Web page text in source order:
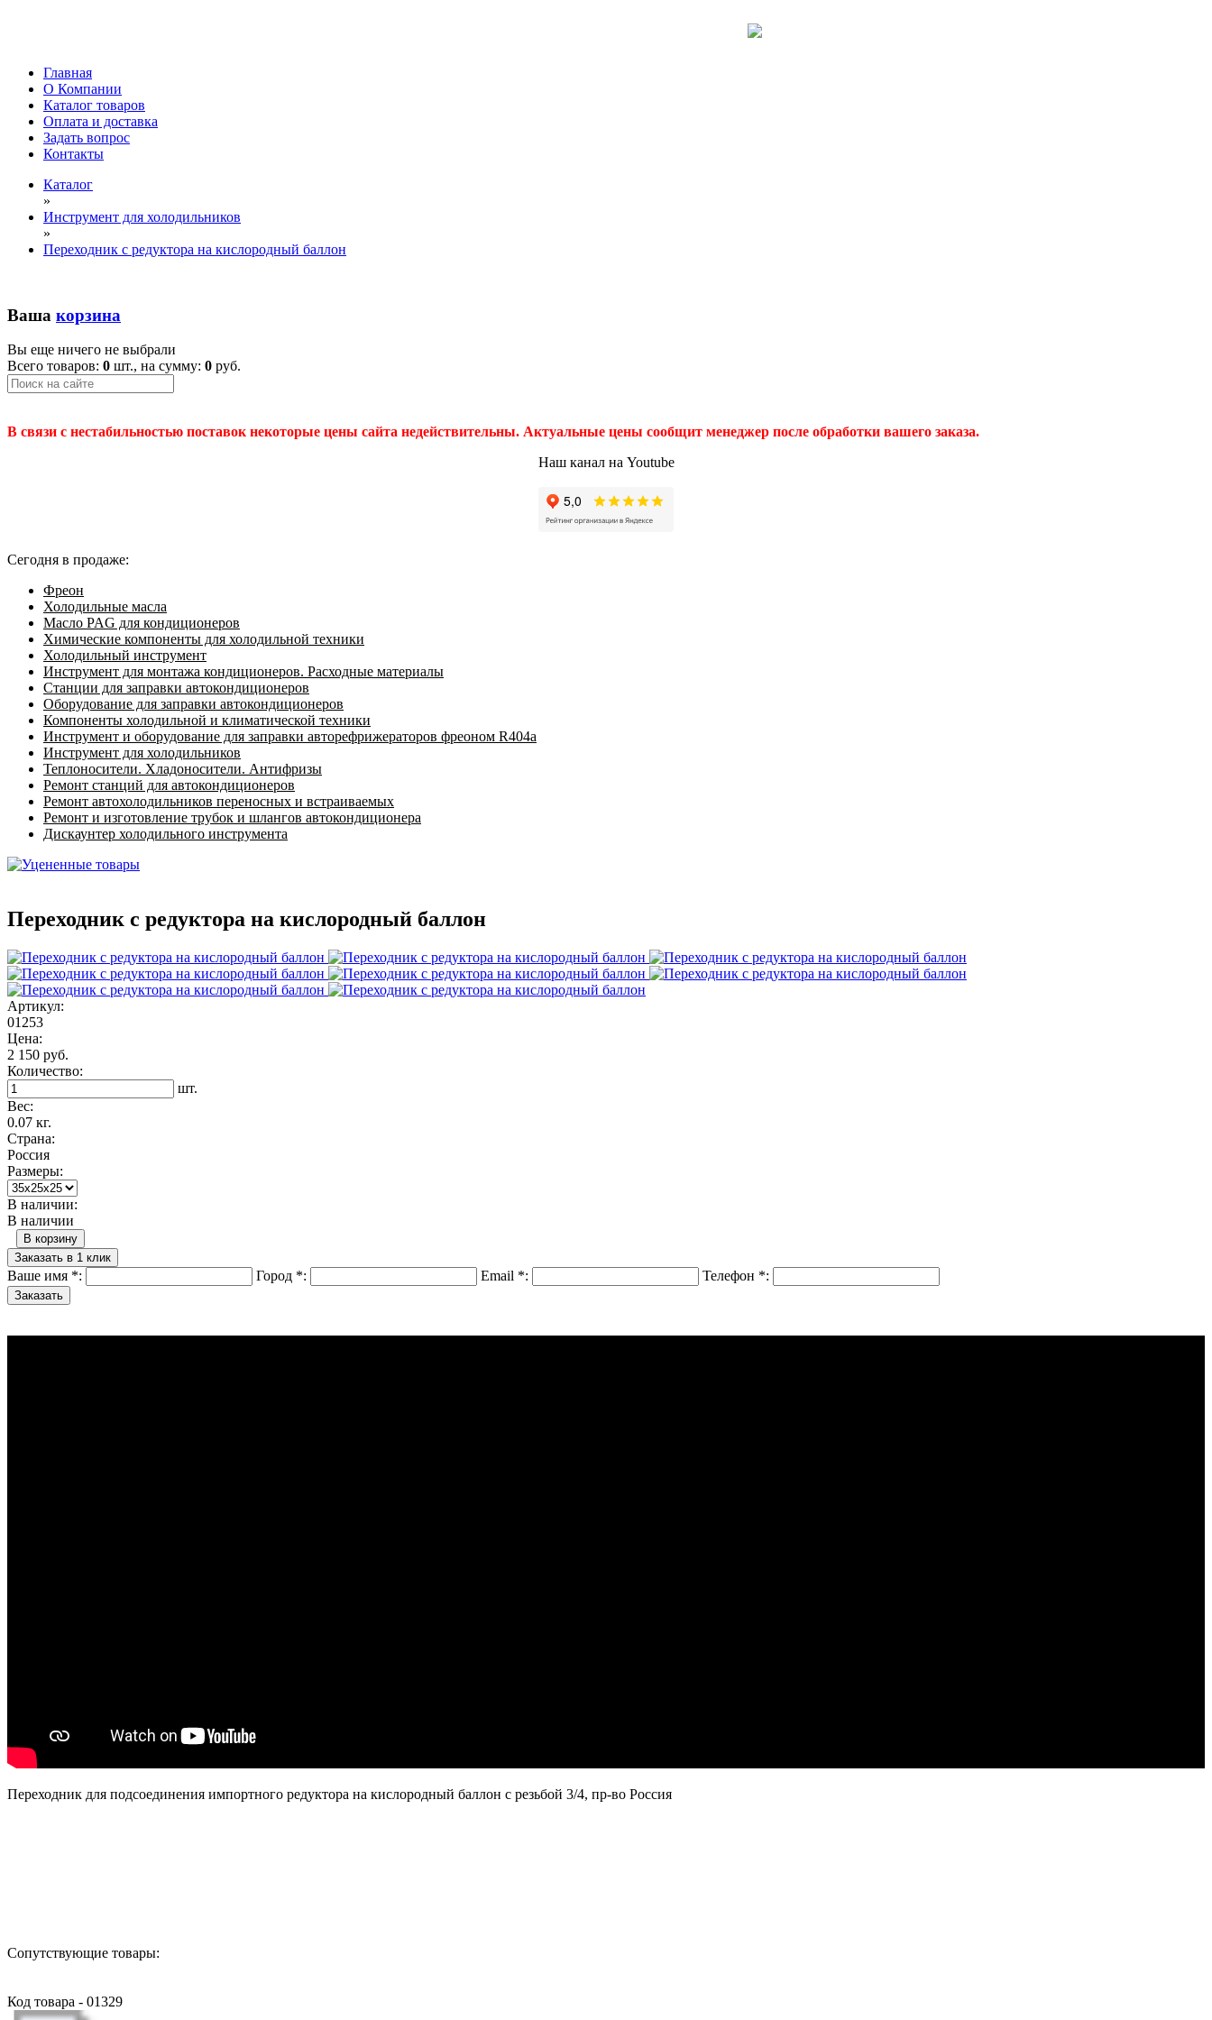
Главная
О Компании
Каталог товаров
Оплата и доставка
Задать вопрос
Контакты
Каталог
»
Инструмент для холодильников
»
Переходник с редуктора на кислородный баллон
Ваша корзина
Вы еще ничего не выбрали
Всего товаров: 0 шт., на сумму: 0 руб.
В связи с нестабильностью поставок некоторые цены сайта недействительны. Актуальные цены сообщит менеджер после обработки вашего заказа.
Наш канал на Youtube
Сегодня в продаже:
Фреон
Холодильные масла
Масло PAG для кондиционеров
Химические компоненты для холодильной техники
Холодильный инструмент
Инструмент для монтажа кондиционеров. Расходные материалы
Станции для заправки автокондиционеров
Оборудование для заправки автокондиционеров
Компоненты холодильной и климатической техники
Инструмент и оборудование для заправки авторефрижераторов фреоном R404a
Инструмент для холодильников
Теплоносители. Хладоносители. Антифризы
Ремонт станций для автокондиционеров
Ремонт автохолодильников переносных и встраиваемых
Ремонт и изготовление трубок и шлангов автокондиционера
Дискаунтер холодильного инструмента
Переходник с редуктора на кислородный баллон
Артикул:
01253
Цена:
2 150 руб.
Количество:
шт.
Вес:
0.07 кг.
Страна:
Россия
Размеры:
В наличии:
В наличии
В корзину
Заказать в 1 клик
Ваше имя *: Город *: Email *: Телефон *:
Переходник для подсоединения импортного редуктора на кислородный баллон с резьбой 3/4, пр-во Россия
Сопутствующие товары:
Код товара - 01329